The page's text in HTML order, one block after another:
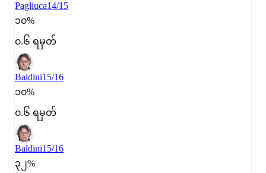
Pagliuca14/15
၁၀%
၀.၆ ရမှတ်
Baldini15/16
၁၀%
၀.၆ ရမှတ်
Baldini15/16
၃၂%